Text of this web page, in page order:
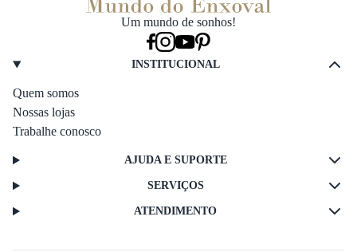
Um mundo de sonhos!
INSTITUCIONAL
Quem somos
Nossas lojas
Trabalhe conosco
AJUDA E SUPORTE
SERVIÇOS
ATENDIMENTO